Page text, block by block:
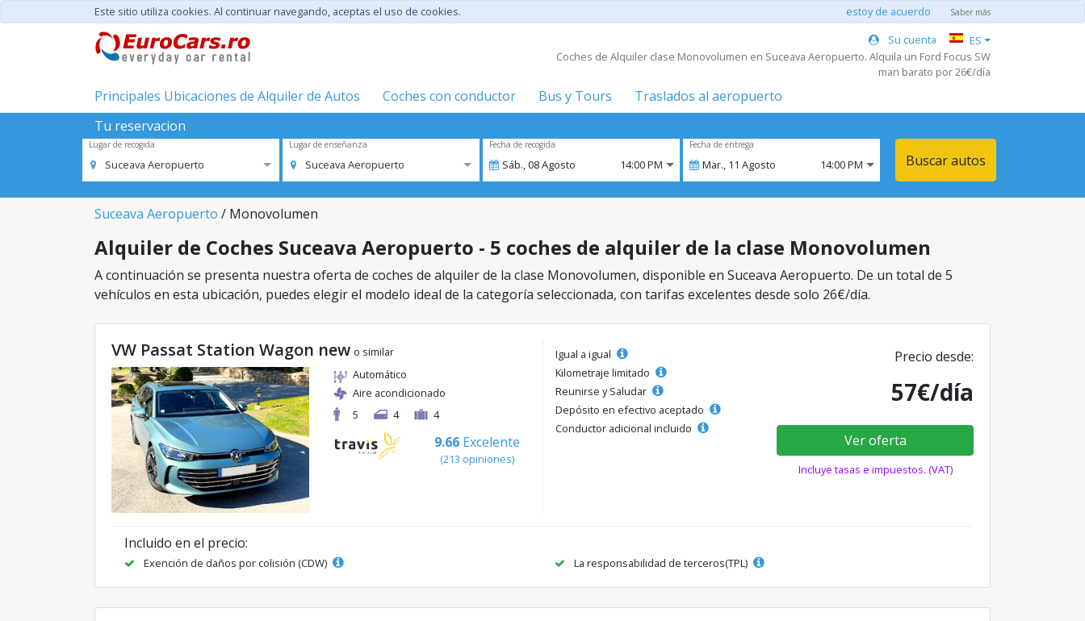
Este sitio utiliza cookies. Al continuar navegando, aceptas el uso de cookies. estoy de acuerdo Saber más
Su cuenta
ES
Coches de Alquiler clase Monovolumen en Suceava Aeropuerto. Alquila un Ford Focus SW
man barato por 26€/día
Principales Ubicaciones de Alquiler de Autos Coches con conductor Bus y Tours
Traslados al aeropuerto
Tu reservacion
Lugar de recogida
Suceava Aeropuerto
Lugar de enseñanza
Suceava Aeropuerto
Fecha de recogida
Sáb.,08Agosto 14:00 PM
Fecha de entrega
Mar., 11 Agosto 14:00 PM Buscar autos
Suceava Aeropuerto / Monovolumen
Alquiler de Coches Suceava Aeropuerto - 5 coches de alquiler de la clase Monovolumen
A continuación se presenta nuestra oferta de coches de alquiler de la clase Monovolumen, disponible en Suceava Aeropuerto. De un total de 5
vehículos en esta ubicación, puedes elegir el modelo ideal de la categoría seleccionada, con tarifas excelentes desde solo 26€/día.
VW Passat Station Wagon new o similar
Automático
Aire acondicionado
5
4 4
9.66 Excelente
(213 opiniones)
Igual a igual
Kilometraje limitado
Reunirse y Saludar
Depósito en efectivo aceptado
Conductor adicional incluido
Precio desde:
57€/día
Ver oferta
Incluye tasas e impuestos. (VAT)
Incluido en el precio:
Exención de daños por colisión (CDW) La responsabilidad de terceros(TPL)